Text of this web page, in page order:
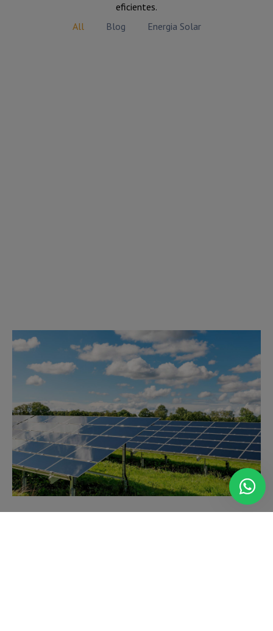
eficientes.
All
Blog Energia Solar